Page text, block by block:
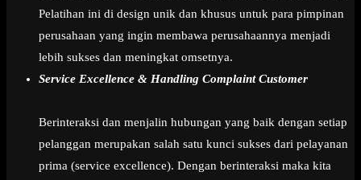
Pelatihan ini di design unik dan khusus untuk para pimpinan
perusahaan yang ingin membawa perusahaannya menjadi
lebih sukses dan meningkat omsetnya.
Service Excellence & Handling Complaint Customer
Berinteraksi dan menjalin hubungan yang baik dengan setiap
pelanggan merupakan salah satu kunci sukses dari pelayanan
prima (service excellence). Dengan berinteraksi maka kita